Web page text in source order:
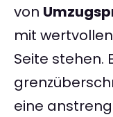
von
mit
Seite stehen.
eine